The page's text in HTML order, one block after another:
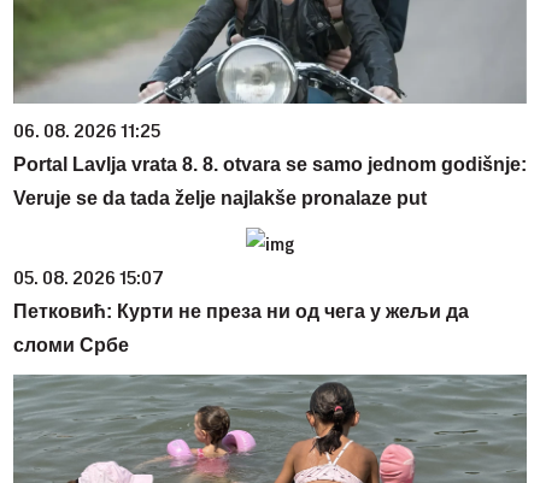
06. 08. 2026 11:25
Portal Lavlja vrata 8. 8. otvara se samo jednom godišnje:
Veruje se da tada želje najlakše pronalaze put
05. 08. 2026 15:07
Петковић: Курти не преза ни од чега у жељи да
сломи Србе